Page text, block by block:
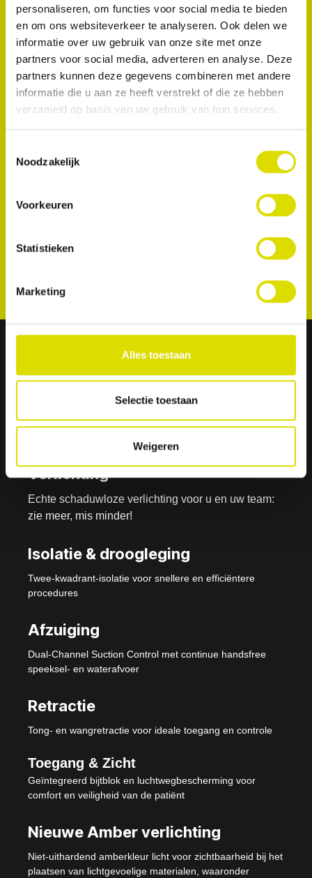
personaliseren, om functies voor social media te bieden
en om ons websiteverkeer te analyseren. Ook delen we
informatie over uw gebruik van onze site met onze
partners voor social media, adverteren en analyse. Deze
partners kunnen deze gegevens combineren met andere
informatie die u aan ze heeft verstrekt of die ze hebben
verzameld op basis van uw gebruik van hun services.
Noodzakelijk
Voorkeuren
Statistieken
Marketing
Alles toestaan
Selectie toestaan
Weigeren
tijdens de behandeling. Het beschermt de
aangrenzende tanden tijdens restauraties van
klasse 3, klasse 4 en facings in de anterieure zone,
en stop bloedingen van het tandvlees.
Isolite- i3 Systeem -
Nu verkrijgbaar
Verlichting
Echte schaduwloze verlichting voor u en uw team:
zie meer, mis minder!
Isolatie & droogleging
Twee-kwadrant-isolatie voor snellere en efficiëntere
procedures
Afzuiging
Dual-Channel Suction Control met continue handsfree
speeksel- en waterafvoer
Retractie
Tong- en wangretractie voor ideale toegang en controle
Toegang & Zicht
Geïntegreerd bijtblok en luchtwegbescherming voor
comfort en veiligheid van de patiënt
Nieuwe Amber verlichting
Niet-uithardend amberkleur licht voor zichtbaarheid bij het
plaatsen van lichtgevoelige materialen, waaronder